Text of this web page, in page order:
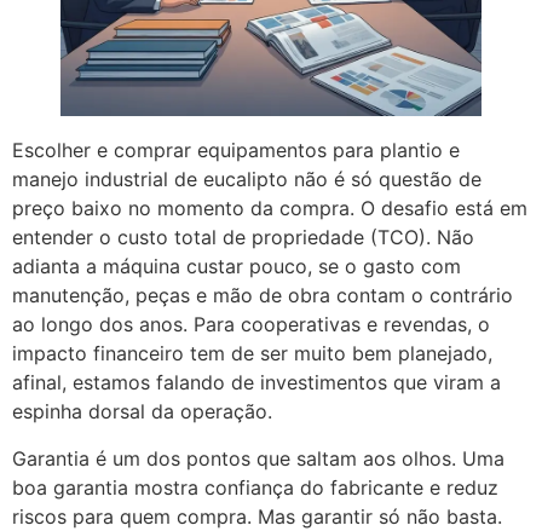
Escolher e comprar equipamentos para plantio e
manejo industrial de eucalipto não é só questão de
preço baixo no momento da compra. O desafio está em
entender o custo total de propriedade (TCO). Não
adianta a máquina custar pouco, se o gasto com
manutenção, peças e mão de obra contam o contrário
ao longo dos anos. Para cooperativas e revendas, o
impacto financeiro tem de ser muito bem planejado,
afinal, estamos falando de investimentos que viram a
espinha dorsal da operação.
Garantia é um dos pontos que saltam aos olhos. Uma
boa garantia mostra confiança do fabricante e reduz
riscos para quem compra. Mas garantir só não basta.